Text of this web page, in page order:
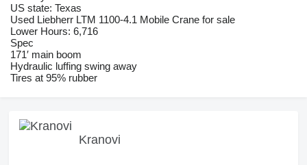
US state: Texas
Used Liebherr LTM 1100-4.1 Mobile Crane for sale
Lower Hours: 6,716
Spec
171′ main boom
Hydraulic luffing swing away
Tires at 95% rubber
Kranovi